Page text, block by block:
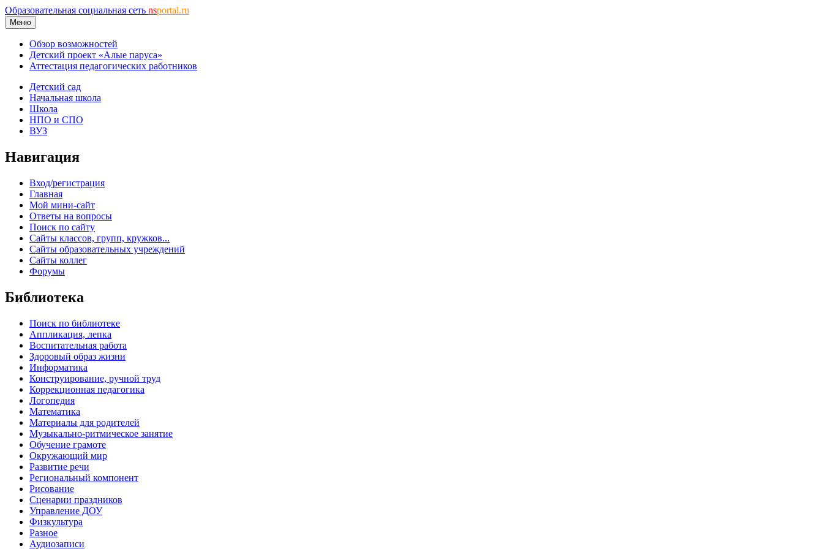
Образовательная социальная сеть nsportal.ru
Меню
Обзор возможностей
Детский проект «Алые паруса»
Аттестация педагогических работников
Детский сад
Начальная школа
Школа
НПО и СПО
ВУЗ
Навигация
Вход/регистрация
Главная
Мой мини-сайт
Ответы на вопросы
Поиск по сайту
Сайты классов, групп, кружков...
Сайты образовательных учреждений
Сайты коллег
Форумы
Библиотека
Поиск по библиотеке
Аппликация, лепка
Воспитательная работа
Здоровый образ жизни
Информатика
Конструирование, ручной труд
Коррекционная педагогика
Логопедия
Математика
Материалы для родителей
Музыкально-ритмическое занятие
Обучение грамоте
Окружающий мир
Развитие речи
Региональный компонент
Рисование
Сценарии праздников
Управление ДОУ
Физкультура
Разное
Аудиозаписи